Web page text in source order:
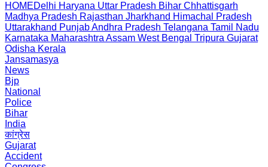
HOMEDelhi Haryana Uttar Pradesh Bihar Chhattisgarh
Madhya Pradesh Rajasthan Jharkhand Himachal Pradesh
Uttarakhand PunjabAndhra Pradesh Telangana Tamil Nadu
Karnataka Maharashtra Assam West Bengal Tripura Gujarat
Odisha Kerala
Jansamasya
News
Bjp
National
Police
Bihar
India
कांग्रेस
Gujarat
Accident